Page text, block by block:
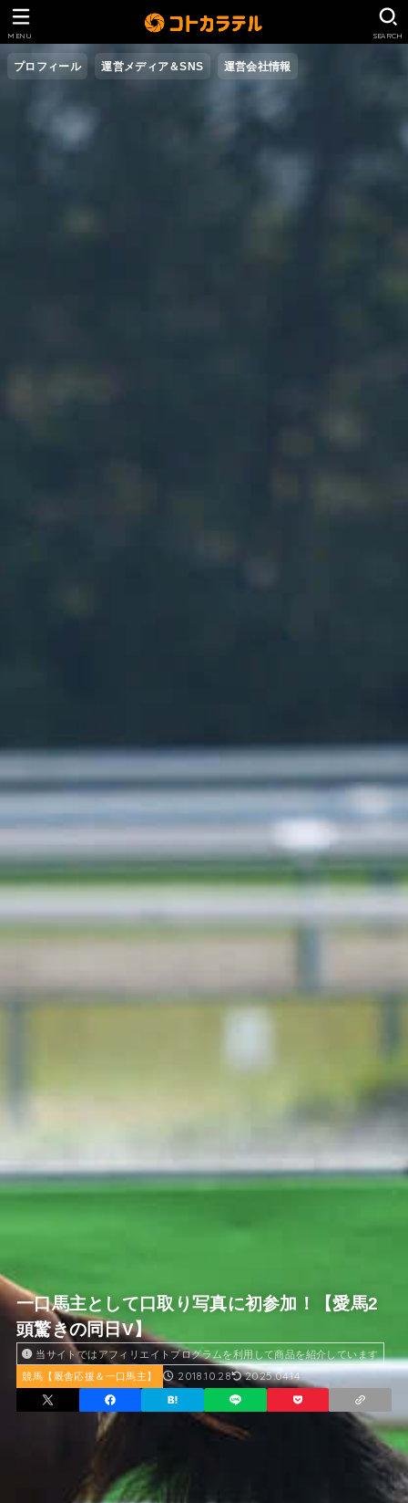
プロフィール 運営メディア＆SNS 運営会社情報
SEARCH
MENU
一口馬主として口取り写真に初参加！【愛馬2
頭驚きの同日V】
当サイトではアフィリエイトプログラムを利用して商品を紹介しています
競馬【厩舎応援＆一口馬主】 2018.10.28 2025.04.14